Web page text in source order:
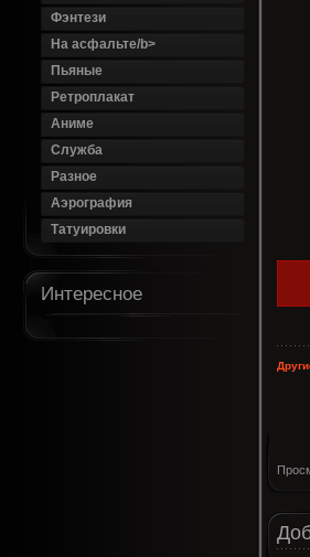
Фэнтези
На асфальте/b>
Пьяные
Ретроплакат
Аниме
Служба
Разное
Аэрография
Татуировки
Интересное